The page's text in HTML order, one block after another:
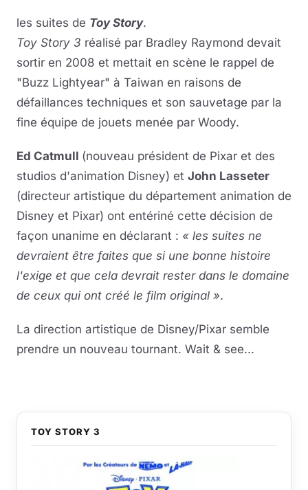
les suites de Toy Story.
Toy Story 3 réalisé par Bradley Raymond devait
sortir en 2008 et mettait en scène le rappel de
"Buzz Lightyear" à Taiwan en raisons de
défaillances techniques et son sauvetage par la
fine équipe de jouets menée par Woody.
Ed Catmull (nouveau président de Pixar et des
studios d'animation Disney) et John Lasseter
(directeur artistique du département animation de
Disney et Pixar) ont entériné cette décision de
façon unanime en déclarant : « les suites ne
devraient être faites que si une bonne histoire
l'exige et que cela devrait rester dans le domaine
de ceux qui ont créé le film original ».
La direction artistique de Disney/Pixar semble
prendre un nouveau tournant. Wait & see...
TOY STORY 3